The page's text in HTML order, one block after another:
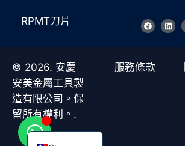
臉
書
L
i
RPMT刀片
© 2026. 安慶
安美金屬工具製
造有限公司。保
留所有權利。.
服務條款
English
Turkish
Spanish
Italian
Japanese